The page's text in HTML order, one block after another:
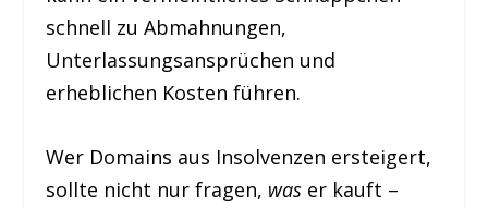
schnell zu Abmahnungen,
Unterlassungsansprüchen und
erheblichen Kosten führen.
Wer Domains aus Insolvenzen ersteigert,
sollte nicht nur fragen, was er kauft –